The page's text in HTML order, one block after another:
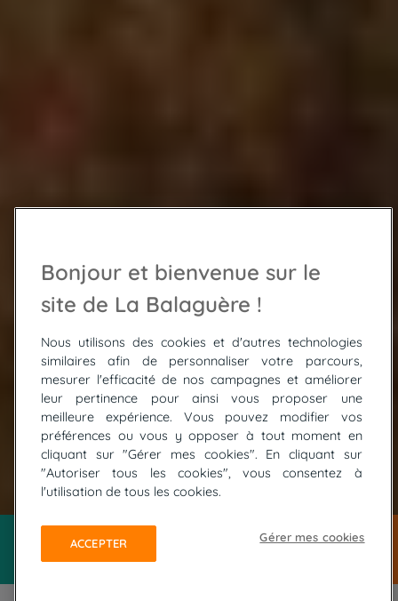
© FOTOLIA / dmitry_saparov
Bonjour et bienvenue sur le
site de La Balaguère !
Nous utilisons des cookies et d'autres technologies
similaires afin de personnaliser votre parcours,
mesurer l'efficacité de nos campagnes et améliorer
leur pertinence pour ainsi vous proposer une
meilleure expérience. Vous pouvez modifier vos
préférences ou vous y opposer à tout moment en
cliquant sur "Gérer mes cookies". En cliquant sur
"Autoriser tous les cookies", vous consentez à
l'utilisation de tous les cookies.
Gérer mes cookies
ACCEPTER